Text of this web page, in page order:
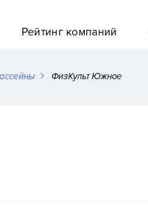
Рейтинг компаний
ФизКульт Южное